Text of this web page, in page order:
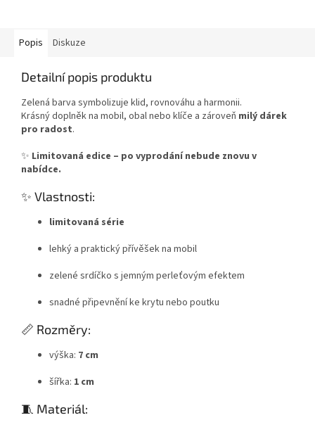
Popis Diskuze
Detailní popis produktu
Zelená barva symbolizuje klid, rovnováhu a harmonii.
Krásný doplněk na mobil, obal nebo klíče a zároveň milý dárek
pro radost.
✨ Limitovaná edice – po vyprodání nebude znovu v
nabídce.
✨ Vlastnosti:
limitovaná série
lehký a praktický přívěšek na mobil
zelené srdíčko s jemným perleťovým efektem
snadné připevnění ke krytu nebo poutku
📏 Rozměry:
výška: 7 cm
šířka: 1 cm
🧵 Materiál: